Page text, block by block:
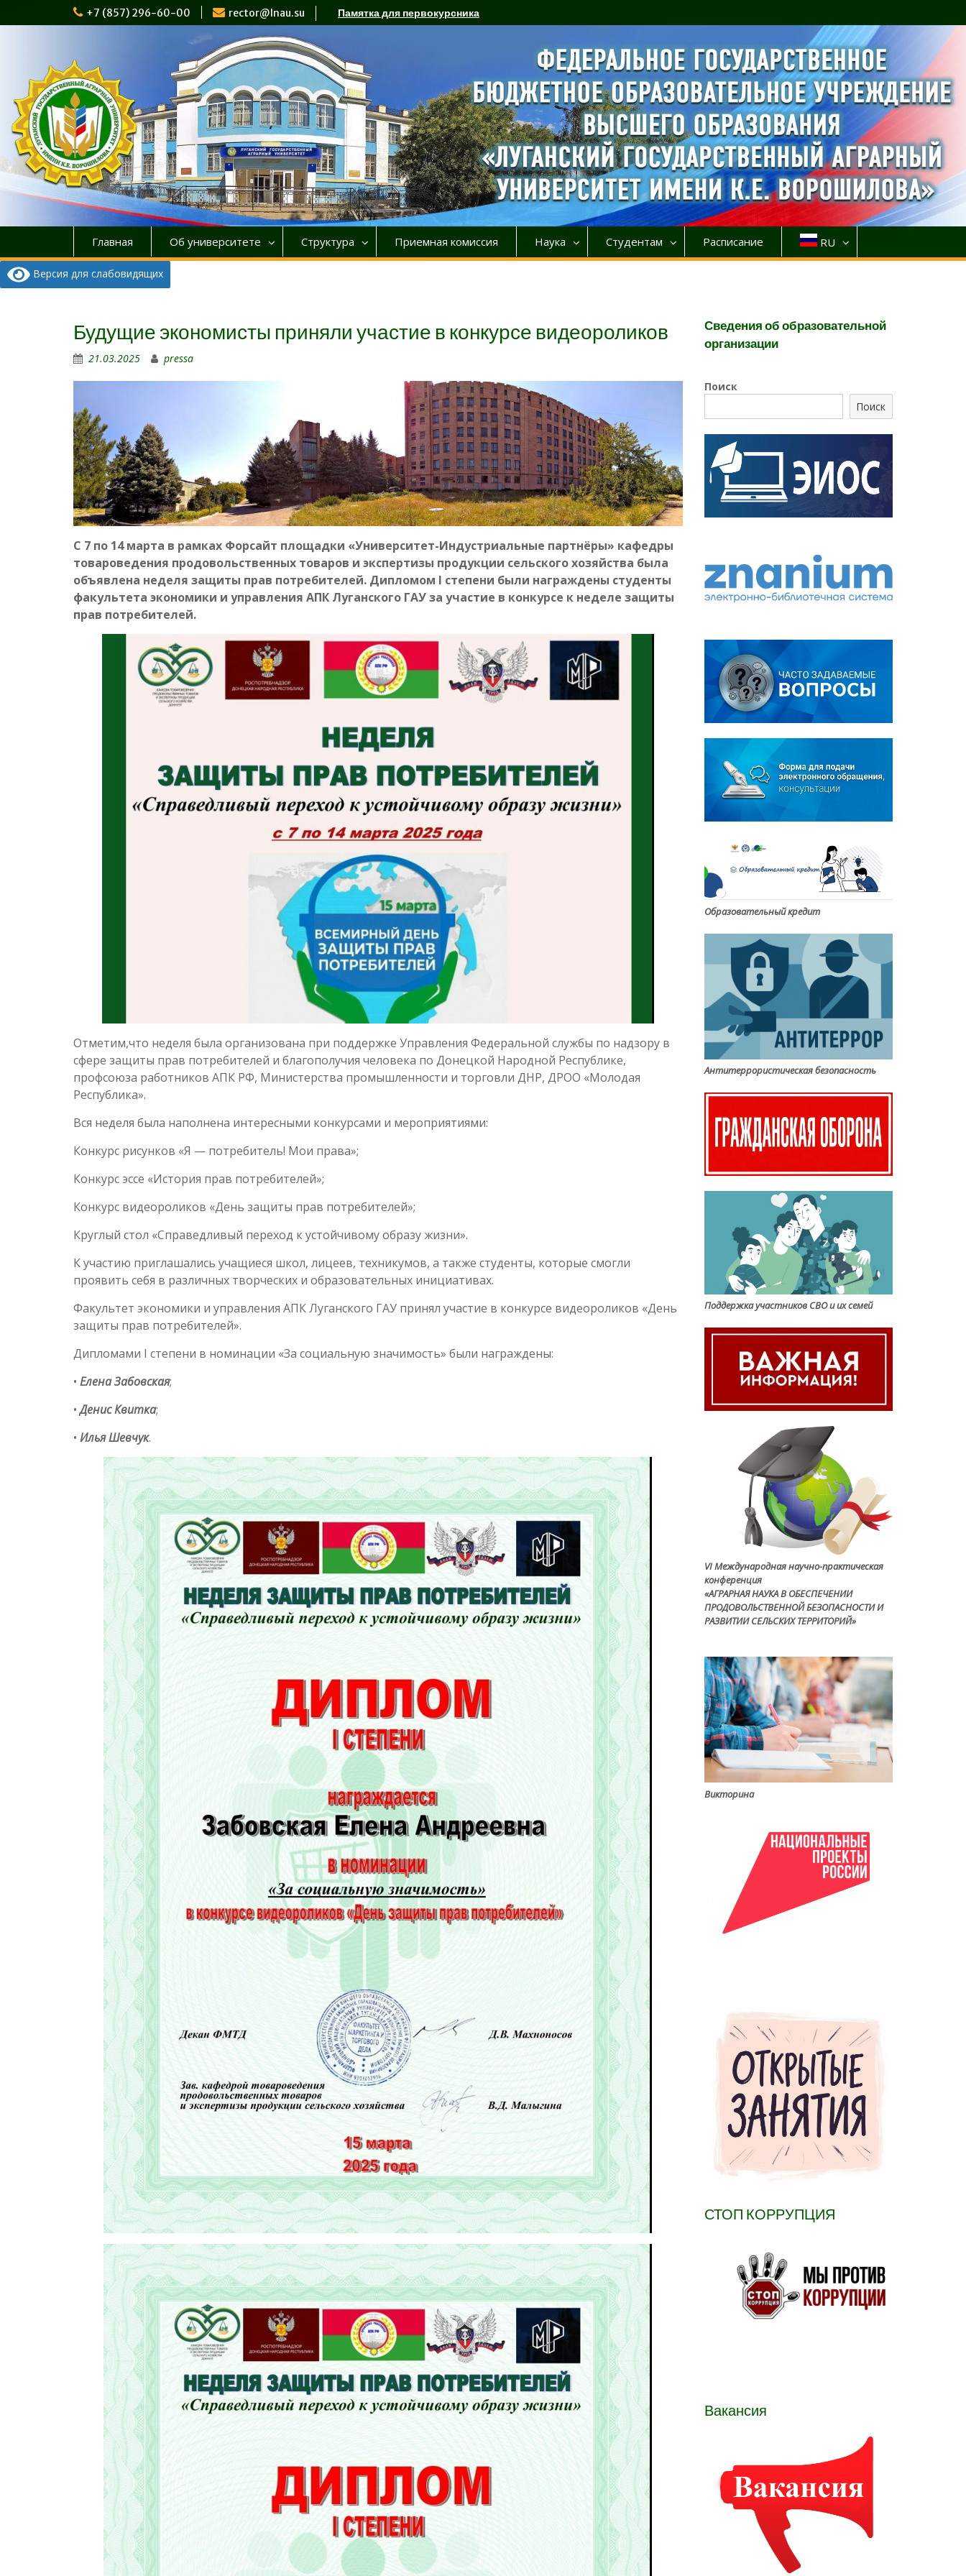
к
+7 (857) 296-60-00 rector@lnau.su Памятка для первокурсника
Главная Об университете Структура Приемная комиссия Наука Студентам Расписание RU
Версия для слабовидящих
Будущие экономисты приняли участие в конкурсе видеороликов
21.03.2025 pressa
С 7 по 14 марта в рамках Форсайт площадки «Университет-Индустриальные партнёры» кафедры
товароведения продовольственных товаров и экспертизы продукции сельского хозяйства была
объявлена неделя защиты прав потребителей. Дипломом I степени были награждены студенты
факультета экономики и управления АПК Луганского ГАУ за участие в конкурсе к неделе защиты
прав потребителей.
Отметим,что неделя была организована при поддержке Управления Федеральной службы по надзору в
сфере защиты прав потребителей и благополучия человека по Донецкой Народной Республике,
профсоюза работников АПК РФ, Министерства промышленности и торговли ДНР, ДРОО «Молодая
Республика».
Вся неделя была наполнена интересными конкурсами и мероприятиями:
Конкурс рисунков «Я — потребитель! Мои права»;
Конкурс эссе «История прав потребителей»;
Конкурс видеороликов «День защиты прав потребителей»;
Круглый стол «Справедливый переход к устойчивому образу жизни».
К участию приглашались учащиеся школ, лицеев, техникумов, а также студенты, которые смогли
проявить себя в различных творческих и образовательных инициативах.
Факультет экономики и управления АПК Луганского ГАУ принял участие в конкурсе видеороликов «День
защиты прав потребителей».
Дипломами I степени в номинации «За социальную значимость» были награждены:
• Елена Забовская;
•Денис Квитка;
• Илья Шевчук.
Сведения об образовательной
организации
Поиск
Поиск
Образовательный кредит
Антитеррористическая безопасность
Поддержка участников СВО и их семей
VI Международная научно-практическая
конференция
«АГРАРНАЯ НАУКА В ОБЕСПЕЧЕНИИ
ПРОДОВОЛЬСТВЕННОЙ БЕЗОПАСНОСТИ И
РАЗВИТИИ СЕЛЬСКИХ ТЕРРИТОРИЙ»
Викторина
СТОП КОРРУПЦИЯ
Вакансия